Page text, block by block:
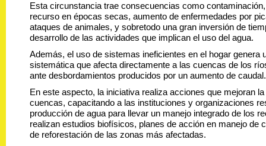
Esta circunstancia trae consecuencias como
recurso en épocas secas, aumento de enfermedades por
ataques de animales, y sobretodo una gran inversión de
desarrollo de las actividades que implican el uso del agua.
Además, el uso de sistemas ineficientes en el hogar genera
sistemática que afecta directamente a las cuencas de los
ante desbordamientos producidos por un aumento de caudal.
En este aspecto, la iniciativa realiza acciones que mejoran
cuencas, capacitando a las instituciones y organizaciones
producción de agua para llevar un manejo integrado de los
realizan estudios biofísicos, planes de acción en manejo de
de reforestación de las zonas más afectadas.